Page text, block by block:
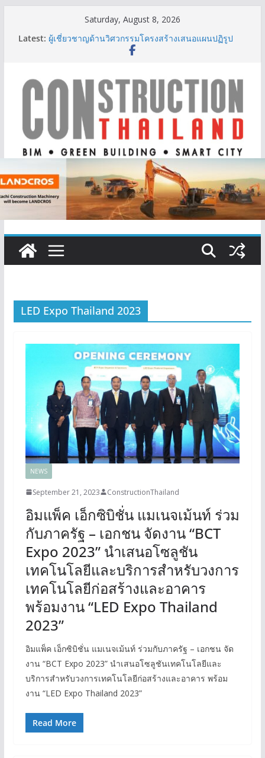
Saturday, August 8, 2026
Latest: ผู้เชี่ยวชาญด้านวิศวกรรมโครงสร้างเสนอแผนปฏิรูป
มาตรฐานตั้งแต่การออกแบบถึงการตรวจสอบอาคารไทย
เติบโต 377% ชี้ดีมานด์ภูเก็ตยังแกร่ง
BCT Expo 2026 ชูแนวคิด “Empowering Net Zero in
Construction & Mining” ขับเคลื่อนอุตสาหกรรม
ก่อสร้างและเหมืองแร่สู่สังคมคาร์บอนต่ำอย่างยั่งยืน
ลลิล พร็อพเพอร์ตี้ ก้าวสู่ปีที่ 40 ยึดลูกค้าเป็นศูนย์กลาง
IHG Hotels & Resorts เปิดตัว ฮอลิเดย์ อินน์ เอ็กซ์เพรส
อ่าวนางแห่งแรกในกระบี่
LED Expo Thailand 2023
NEWS
September 21, 2023 ConstructionThailand
อิมแพ็ค เอ็กซิบิชั่น แมเนจเม้นท์ ร่วม
กับภาครัฐ – เอกชน จัดงาน “BCT
Expo 2023” นำเสนอโซลูชัน
เทคโนโลยีและบริการสำหรับวงการ
เทคโนโลยีก่อสร้างและอาคาร
พร้อมงาน “LED Expo Thailand
2023”
อิมแพ็ค เอ็กซิบิชั่น แมเนจเม้นท์ ร่วมกับภาครัฐ – เอกชน จัด
งาน “BCT Expo 2023” นำเสนอโซลูชันเทคโนโลยีและ
บริการสำหรับวงการเทคโนโลยีก่อสร้างและอาคาร พร้อม
งาน “LED Expo Thailand 2023”
Read More